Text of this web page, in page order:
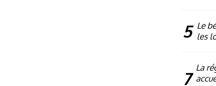
5 Le
les
7
La